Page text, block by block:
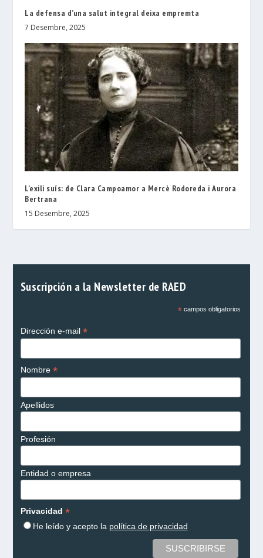
La defensa d’una salut integral deixa empremta
7 Desembre, 2025
L’exili suís: de Clara Campoamor a Mercè Rodoreda i Aurora
Bertrana
15 Desembre, 2025
Suscripción a la Newsletter de RAED
*campos obligatorios
Dirección e-mail *
Nombre *
Apellidos
Profesión
Entidad o empresa
Privacidad *
He leído y acepto la política de privacidad